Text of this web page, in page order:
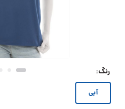
رنگ:
آبی